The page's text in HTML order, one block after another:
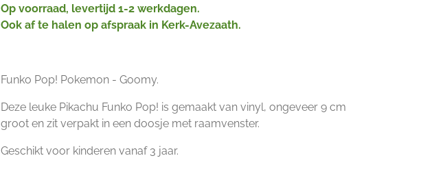
Op voorraad, levertijd 1-2 werkdagen.
Ook af te halen op afspraak in Kerk-Avezaath.
Funko Pop! Pokemon - Goomy.
Deze leuke Pikachu Funko Pop! is gemaakt van vinyl, ongeveer 9 cm
groot en zit verpakt in een doosje met raamvenster.
Geschikt voor kinderen vanaf 3 jaar.